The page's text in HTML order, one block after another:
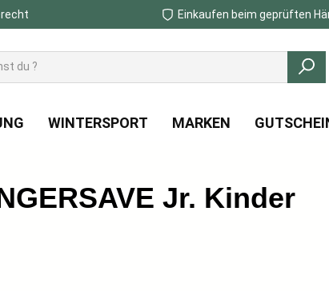
Einkaufen beim geprüften
WINTERSPORT MARKEN
Jr. Kinder